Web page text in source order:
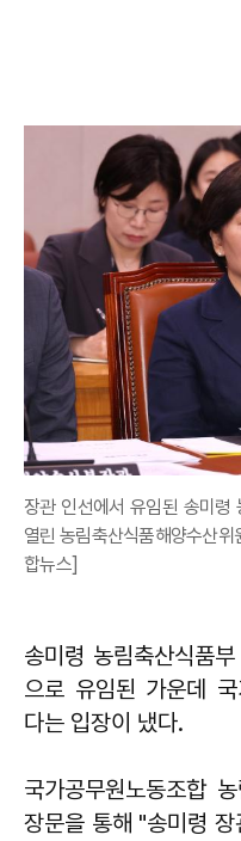
장관 인선에서 유임된 송미령
열린 농림축산식품해양수산
합뉴스]
송미령 농림축산식품
으로 유임된 가운데
다는 입장이 냈다.
국가공무원노동조합
장문을 통해 "송미령 장